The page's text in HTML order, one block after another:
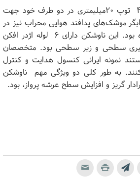
این ناو هم چنین دارای ۴ توپ ۲۰میلیمتری در دو طرف خود جهت
نزدیک بود. ۲ پرتابگر موشک‌های پدافند هوایی محراب نیز در
این ناوشکن مستقر شده بود. این ناوشکن دارای ۶ لوله اژدر افکن
درگیری سطحی و زیر سطحی بود. متخصصان
نمونه ایرانی کنسول هدایت و کنترل
کنند. به طور کلی دو ویژگی مهم ناوشکن
گریز و افزایش سطح عرشه پرواز، بود.